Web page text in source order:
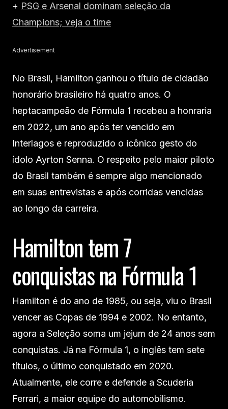
+ PSG e Arsenal dominam seleção da
Champions; veja o time
Advertisement
No Brasil, Hamilton ganhou o título de cidadão
honorário brasileiro há quatro anos. O
heptacampeão de Fórmula 1 recebeu a honraria
em 2022, um ano após ter vencido em
Interlagos e reproduzido o icônico gesto do
ídolo Ayrton Senna. O respeito pelo maior piloto
do Brasil também é sempre algo mencionado
em suas entrevistas e após corridas vencidas
ao longo da carreira.
Hamilton tem 7
conquistas na Fórmula 1
Hamilton é do ano de 1985, ou seja, viu o Brasil
vencer as Copas de 1994 e 2002. No entanto,
agora a Seleção soma um jejum de 24 anos sem
conquistas. Já na Fórmula 1, o inglês tem sete
títulos, o último conquistado em 2020.
Atualmente, ele corre e defende a Scuderia
Ferrari, a maior equipe do automobilismo.